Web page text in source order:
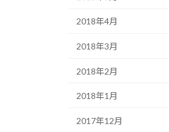
2018年4月
2018年3月
2018年2月
2018年1月
2017年12月